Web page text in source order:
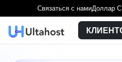
Связаться с намиДоллар